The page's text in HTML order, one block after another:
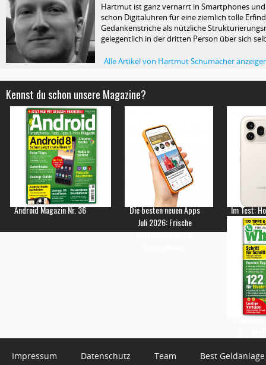
Hartmut ist ganz vernarrt in Smartphones
schon Digitaluhren für eine ziemlich tolle
Gedankenstriche als nützliche
gelegentlich in der dritten Person über sich
Alle Artikel von Hartmut Schumacher
Kennst du schon unsere Magazine?
Android Magazin Nr. 36
Die besten neuen Apps
Juli 2026: Frische
Empfehlungen für
Im Test:
Impressum Datenschutz Team Best Geldanlage